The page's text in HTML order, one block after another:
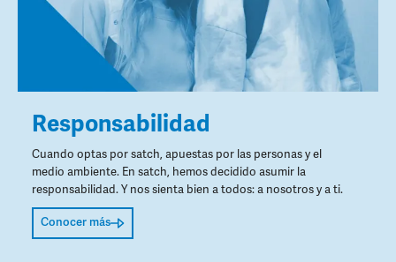
Responsabilidad
Cuando optas por satch, apuestas por las personas y el
medio ambiente. En satch, hemos decidido asumir la
responsabilidad. Y nos sienta bien a todos: a nosotros y a ti.
Conocer más